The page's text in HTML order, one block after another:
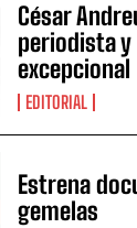
César
periodista
excepcional
EDITORIAL
Estrena
gemelas